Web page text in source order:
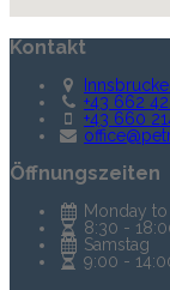
Kontakt
+43 662
+43 660
Öffnungszeiten
Monday to
8:30 -
Samstag
9:00 -